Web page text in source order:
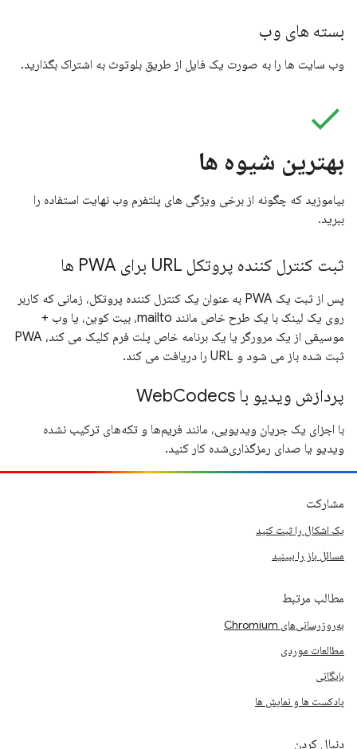
بسته های وب
وب سایت ها را به صورت یک فایل از طریق بلوتوث به اشتراک بگذارید.
check
بهترین شیوه ها
بیاموزید که چگونه از برخی ویژگی های پلتفرم وب نهایت استفاده را
ببرید.
ثبت کنترل کننده پروتکل URL برای PWA ها
پس از ثبت یک PWA به عنوان یک کنترل کننده پروتکل، زمانی که کاربر
روی یک لینک با یک طرح خاص مانند mailto، بیت کوین، یا وب +
موسیقی از یک مرورگر یا یک برنامه خاص پلت فرم کلیک می کند، PWA
ثبت شده باز می شود و URL را دریافت می کند.
پردازش ویدیو با WebCodecs
با اجزای یک جریان ویدیویی، مانند فریم‌ها و تکه‌های ترکیب نشده
ویدیو یا صدای رمزگذاری‌شده کار کنید.
مشارکت
یک اشکال را ثبت کنید
مسائل باز را ببینید
مطالب مرتبط
به‌روزرسانی‌های Chromium
مطالعات موردی
بایگانی
پادکست ها و نمایش ها
دنبال کردن